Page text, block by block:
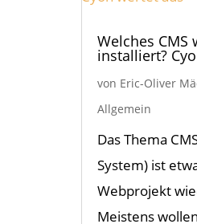
Welches
installiert?
von Eric-Oliver
Allgemein
Das Thema
System) ist
Webprojekt
Meistens